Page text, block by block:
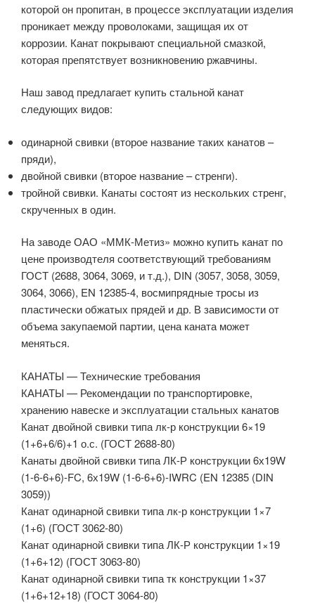
которой он пропитан, в процессе эксплуатации изделия
проникает между проволоками, защищая их от
коррозии. Канат покрывают специальной смазкой,
которая препятствует возникновению ржавчины.
Наш завод предлагает купить стальной канат
следующих видов:
одинарной свивки (второе название таких канатов –
пряди),
двойной свивки (второе название – стренги).
тройной свивки. Канаты состоят из нескольких стренг,
скрученных в один.
На заводе ОАО «ММК-Метиз» можно купить канат по
цене производтеля соответствующий требованиям
ГОСТ (2688, 3064, 3069, и т.д.), DIN (3057, 3058, 3059,
3064, 3066), EN 12385-4, восмипрядные тросы из
пластически обжатых прядей и др. В зависимости от
объема закупаемой партии, цена каната может
меняться.
КАНАТЫ — Технические требования
КАНАТЫ — Рекомендации по транспортировке,
хранению навеске и эксплуатации стальных канатов
Канат двойной свивки типа лк-р конструкции 6×19
(1+6+6/6)+1 о.с. (ГОСТ 2688-80)
Канаты двойной свивки типа ЛК-Р конструкции 6х19W
(1-6-6+6)-FC, 6х19W (1-6-6+6)-IWRC (EN 12385 (DIN
3059))
Канат одинарной свивки типа лк-р конструкции 1×7
(1+6) (ГОСТ 3062-80)
Канат одинарной свивки типа ЛК-Р конструкции 1×19
(1+6+12) (ГОСТ 3063-80)
Канат одинарной свивки типа тк конструкции 1×37
(1+6+12+18) (ГОСТ 3064-80)